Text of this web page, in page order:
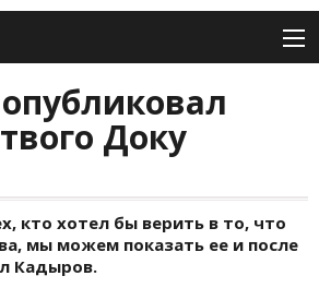
Доку
кто хотел бы верить в то, что
мы можем показать ее и после
Кадыров.